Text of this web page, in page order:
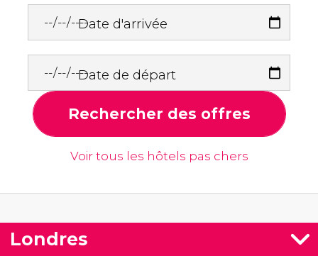
Date d'arrivée
Date de départ
Rechercher des offres
Voir tous les hôtels pas chers
Londres